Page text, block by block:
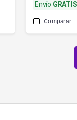
Envío GRATIS
Comparar